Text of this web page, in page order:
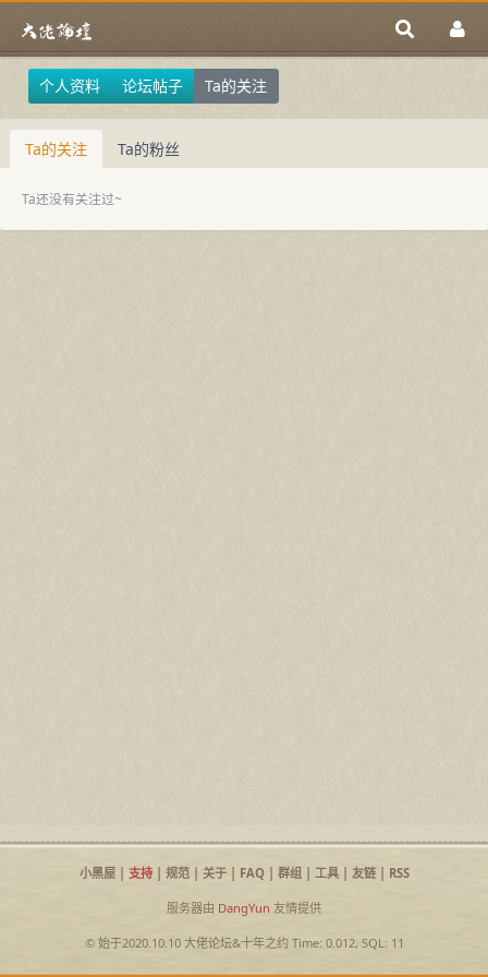
个人资料 论坛帖子 Ta的关注
Ta的关注 Ta的粉丝
Ta还没有关注过~
小黑屋| 支持| 规范| 关于| FAQ| 群组| 工具| 友链| RSS
服务器由 DangYun 友情提供
© 始于2020.10.10 大佬论坛&十年之约Time: 0.012, SQL: 11